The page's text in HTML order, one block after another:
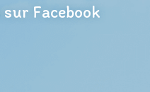
Facebook